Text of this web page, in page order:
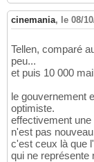
cinemania, le 08/
Tellen, comparé
peu...
et puis 10 000
le gouvernement
optimiste.
effectivement
n'est pas
c'est ceux là que
qui ne représente